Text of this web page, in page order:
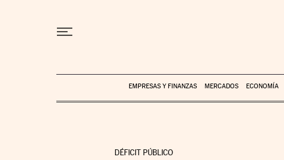
EMPRESAS Y FINANZAS MERCADOS ECONOMÍA
DÉFICIT PÚBLICO